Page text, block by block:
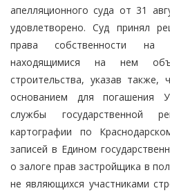
апелляционного суда от 31
удовлетворено. Суд принял
права собственности на
находящимися на нем
строительства, указав также,
основанием для погашения
службы государственной
картографии по
записей в Едином
о залоге прав застройщика в
не являющихся участниками